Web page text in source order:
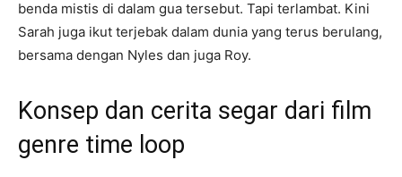
benda mistis di dalam gua tersebut. Tapi terlambat. Kini
Sarah juga ikut terjebak dalam dunia yang terus berulang,
bersama dengan Nyles dan juga Roy.
Konsep dan cerita segar dari film
genre time loop